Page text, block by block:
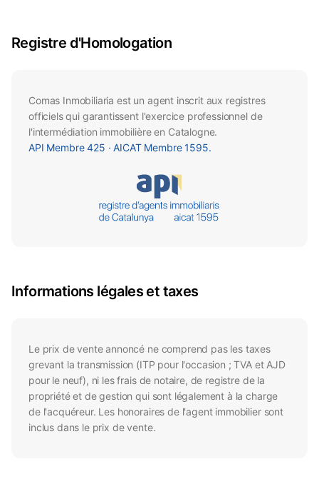
Registre d'Homologation
Comas Inmobiliaria est un agent inscrit aux registres
officiels qui garantissent l'exercice professionnel de
l'intermédiation immobilière en Catalogne.
API Membre425 · AICAT Membre1595.
Informations légales et taxes
Le prix de vente annoncé ne comprend pas les taxes
grevant la transmission (ITP pour l'occasion ; TVA et AJD
pour le neuf), ni les frais de notaire, de registre de la
propriété et de gestion qui sont légalement à la charge
de l'acquéreur. Les honoraires de l'agent immobilier sont
inclus dans le prix de vente.